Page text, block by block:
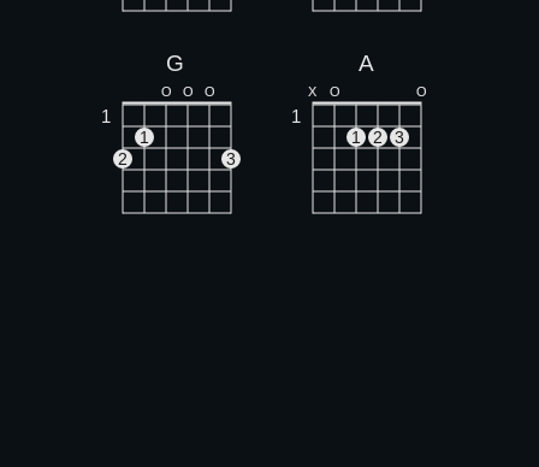
G
O O O
1
1
2
3
A
X O O
1
1 2 3